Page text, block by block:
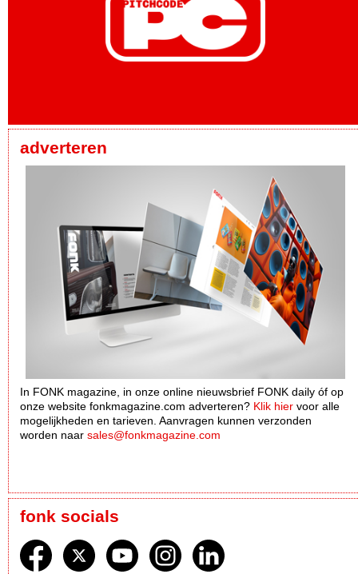
adverteren
In FONK magazine, in onze online nieuwsbrief FONK daily óf op
onze website fonkmagazine.com adverteren? Klik hier voor alle
mogelijkheden en tarieven. Aanvragen kunnen verzonden
worden naar sales@fonkmagazine.com
fonk socials